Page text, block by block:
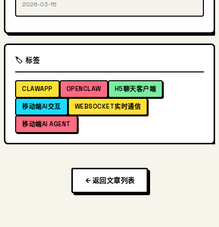
2026-03-15
🏷️ 标签
CLAWAPP OPENCLAW H5聊天客户端
移动端AI交互 WEBSOCKET实时通信
移动端AI AGENT
返回文章列表